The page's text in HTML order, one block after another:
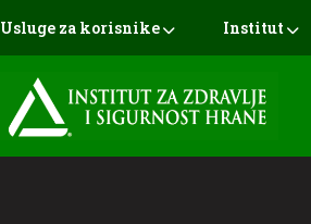
Usluge za korisnike Institut